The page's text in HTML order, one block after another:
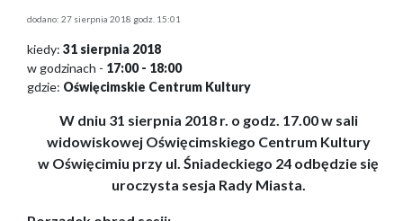
dodano: 27 sierpnia 2018 godz. 15:01
kiedy: 31 sierpnia 2018
w godzinach - 17:00 - 18:00
gdzie: Oświęcimskie Centrum Kultury
W dniu 31 sierpnia 2018 r. o godz. 17.00 w sali
widowiskowej Oświęcimskiego Centrum Kultury
w Oświęcimiu przy ul. Śniadeckiego 24 odbędzie się
uroczysta sesja Rady Miasta.